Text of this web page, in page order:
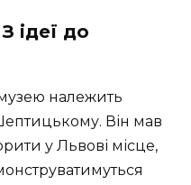
ідеї до
належить
Він мав
у Львові місце,